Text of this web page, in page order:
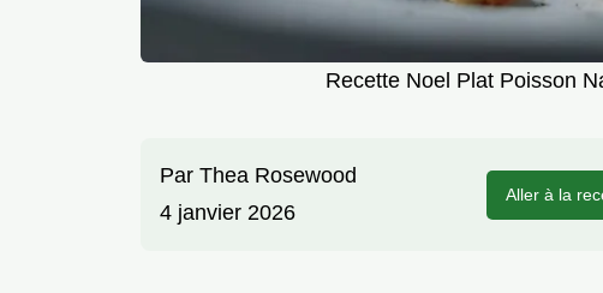
Recette Noel Plat Poisson
Par Thea Rosewood
4 janvier 2026
Aller à la